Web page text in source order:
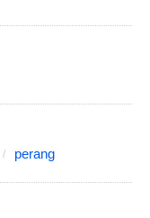
perang